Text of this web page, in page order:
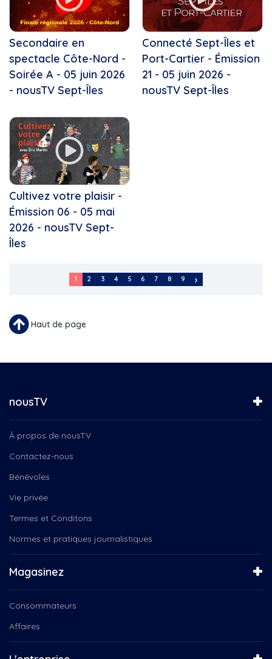
Secondaire en
spectacle Côte-Nord -
Soirée A - 05 juin 2026
- nousTV Sept-Îles
Connecté Sept-Îles et
Port-Cartier - Émission
21 - 05 juin 2026 -
nousTV Sept-Îles
Cultivez votre plaisir -
Émission 06 - 05 mai
2026 - nousTV Sept-
Îles
Page
1 Page
2 Page
3 Page
4 Page
5 Page
6 Page
7 Page
8 Page
9
Haut de page
nousTV
À propos de nousTV
Contactez-nous
Bénévoles
Vie privée
Termes et Conditons
Normes et pratiques journalistiques
Magasinez
Consommateurs
Affaires